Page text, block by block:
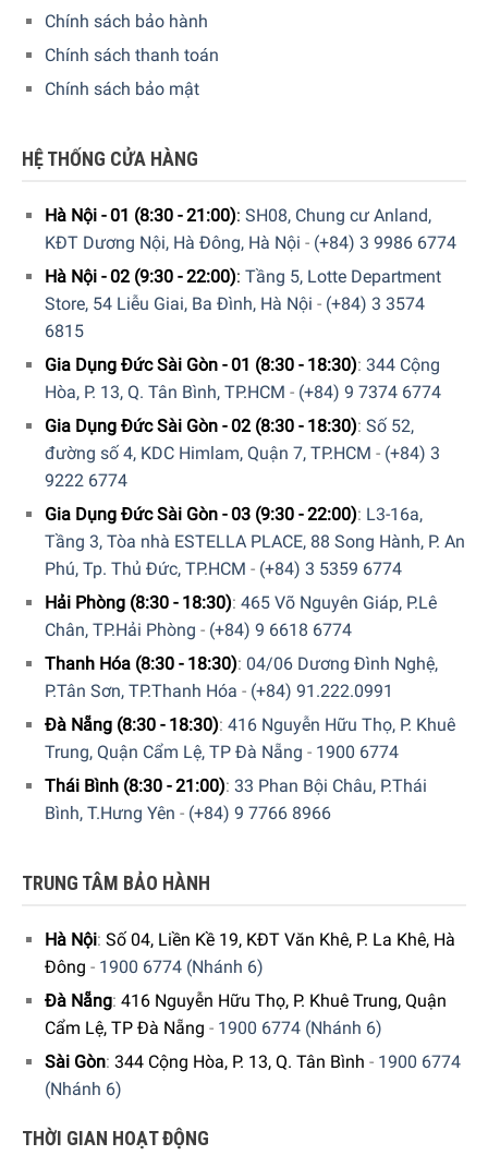
sự kết hợp hoàn hảo từ công nghệ hiện đại đi cùng phong
cách thiết kế đặc trưng
Đặc điểm nổi bật:
Đặt tự do: Nó có thể được lắp đặt tự do trong bất kỳ
Rã đông tự động. Giúp cho việc sử dụng vô cùng tiện
lợi. Tiết kiệm được chi phí thời gian và công sức cũng
nhiên năng lượng.
Công suất làm lạnh hữu ích cho thực phẩm tươi sống.
Có thể tháo rời, dễ dàng lắp đặt, lau chùi
…
mà thôi. SMEG FAB10HRPK2 đảm bảo sẽ mang nét độc
đáo này để tôn vinh ngôi nhà của bạn.
Chính sách bảo hành
Chính sách thanh toán
Chính sách bảo mật
HỆ THỐNG CỬA HÀNG
Hà Nội - 01 (8:30 - 21:00): SH08, Chung cư Anland,
KĐT Dương Nội, Hà Đông, Hà Nội - (+84) 3 9986 6774
Hà Nội - 02 (9:30 - 22:00): Tầng 5, Lotte Department
Store, 54 Liễu Giai, Ba Đình, Hà Nội - (+84) 3 3574
6815
Gia Dụng Đức Sài Gòn - 01 (8:30 - 18:30): 344 Cộng
Hòa, P. 13, Q. Tân Bình, TP.HCM - (+84) 9 7374 6774
Gia Dụng Đức Sài Gòn - 02 (8:30 - 18:30): Số 52,
đường số 4, KDC Himlam, Quận 7, TP.HCM - (+84) 3
9222 6774
Gia Dụng Đức Sài Gòn - 03 (9:30 - 22:00): L3-16a,
Tầng 3, Tòa nhà ESTELLA PLACE, 88 Song Hành, P. An
Phú, Tp. Thủ Đức, TP.HCM - (+84) 3 5359 6774
Hải Phòng (8:30 - 18:30): 465 Võ Nguyên Giáp, P.Lê
Chân, TP.Hải Phòng - (+84) 9 6618 6774
Thanh Hóa (8:30 - 18:30): 04/06 Dương Đình Nghệ,
P.Tân Sơn, TP.Thanh Hóa - (+84) 91.222.0991
Đà Nẵng (8:30 - 18:30): 416 Nguyễn Hữu Thọ, P. Khuê
Trung, Quận Cẩm Lệ, TP Đà Nẵng - 1900 6774
Thái Bình (8:30 - 21:00): 33 Phan Bội Châu, P.Thái
Bình, T.Hưng Yên - (+84) 9 7766 8966
TRUNG TÂM BẢO HÀNH
Hà Nội: Số 04, Liền Kề 19, KĐT Văn Khê, P. La Khê, Hà
Đông - 1900 6774 (Nhánh 6)
Đà Nẵng: 416 Nguyễn Hữu Thọ, P. Khuê Trung, Quận
Cẩm Lệ, TP Đà Nẵng - 1900 6774 (Nhánh 6)
Sài Gòn: 344 Cộng Hòa, P. 13, Q. Tân Bình - 1900 6774
(Nhánh 6)
THỜI GIAN HOẠT ĐỘNG